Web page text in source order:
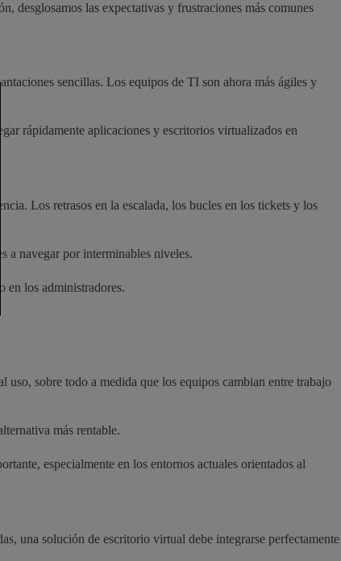
desglosamos las expectativas y frustraciones más comunes
sencillas. Los equipos de TI son ahora más ágiles y
rápidamente aplicaciones y escritorios virtualizados en
Los retrasos en la escalada, los bucles en los tickets y los
a navegar por interminables niveles.
en los administradores.
sobre todo a medida que los equipos cambian entre trabajo
más rentable.
especialmente en los entornos actuales orientados al
una solución de escritorio virtual debe integrarse perfectamente